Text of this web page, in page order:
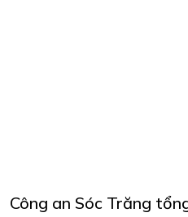
Công an Sóc Trăng